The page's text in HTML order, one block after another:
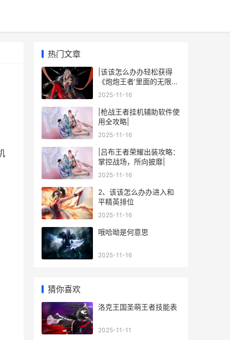
热门文章
|该该怎么办办轻松获得
《炮炮王者’里面的无限金
币和星星|
2025-11-16
|枪战王者挂机辅助软件使
用全攻略|
2025-11-16
|吕布王者荣耀出装攻略：
掌控战场，所向披靡|
2025-11-16
2、该该怎么办办进入和
平精英排位
2025-11-16
哦哈呦是何意思
2025-11-16
猜你喜欢
洛克王国圣萌王者技能表
2025-11-11